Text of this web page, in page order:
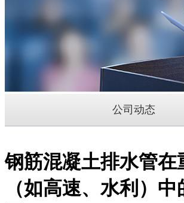
公司动态
钢筋混凝土排水管在
（如高速、水利）